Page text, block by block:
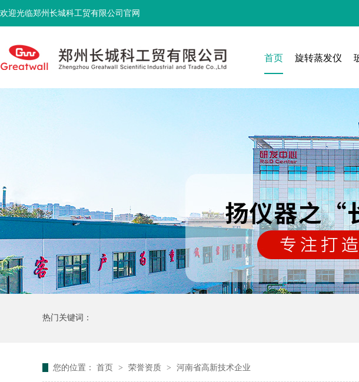
欢迎光临郑州长城科工贸有限公司官网
首页 旋转蒸发仪
热门关键词：
您的位置： 首页 > 荣誉资质 > 河南省高新技术企业